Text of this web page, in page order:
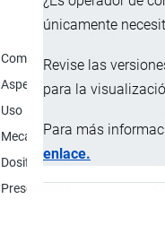
únicamente
Revise las
para la
Para más
enlace.
Característica
Composición química (p/p)
Aspecto físico
Uso
Mecanismo de acción
Dosificación
Presentación